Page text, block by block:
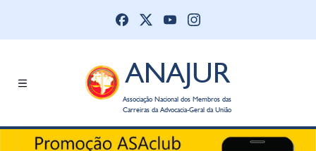
ANAJUR
Associação Nacional dos Membros das
Carreiras da Advocacia-Geral da União